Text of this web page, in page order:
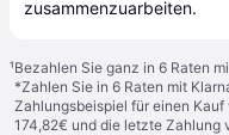
zusammenzuarbeiten.
¹Bezahlen Sie ganz in 6 Raten
*Zahlen Sie in 6 Raten mit
Zahlungsbeispiel für einen
174,82€ und die letzte Zahlung